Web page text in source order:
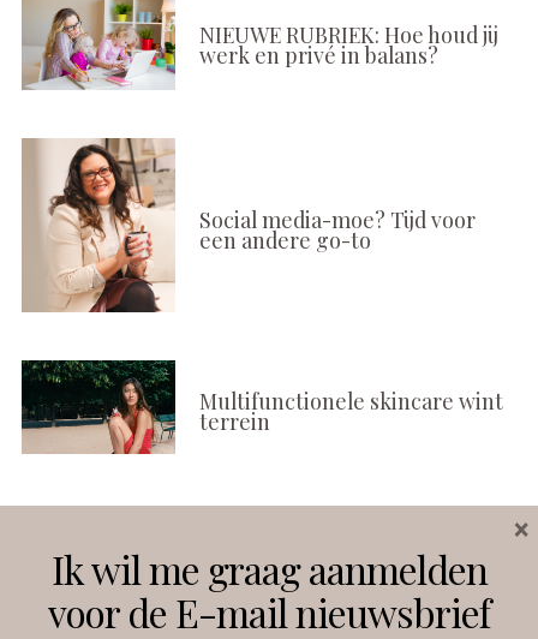
NIEUWE RUBRIEK: Hoe houd jij
werk en privé in balans?
Social media-moe? Tijd voor
een andere go-to
Multifunctionele skincare wint
terrein
Instagram Facebook
Ik wil me graag aanmelden
voor de E-mail nieuwsbrief
×